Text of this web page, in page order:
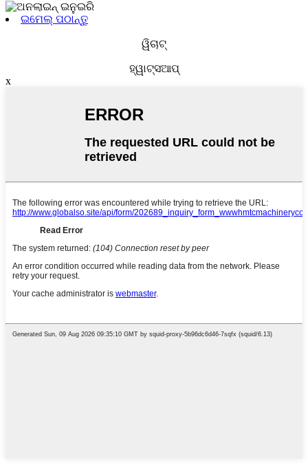
ଇମେଲ୍ ପଠାନ୍ତୁ
ୱିଚାଟ୍
ହ୍ୱାଟ୍ସଆପ୍
x